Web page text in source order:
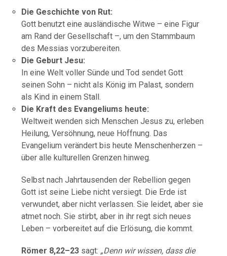
Die Geschichte von Rut:
Gott benutzt eine ausländische Witwe – eine Figur
am Rand der Gesellschaft –, um den Stammbaum
des Messias vorzubereiten.
Die Geburt Jesu:
In eine Welt voller Sünde und Tod sendet Gott
seinen Sohn – nicht als König im Palast, sondern
als Kind in einem Stall.
Die Kraft des Evangeliums heute:
Weltweit wenden sich Menschen Jesus zu, erleben
Heilung, Versöhnung, neue Hoffnung. Das
Evangelium verändert bis heute Menschenherzen –
über alle kulturellen Grenzen hinweg.
Selbst nach Jahrtausenden der Rebellion gegen
Gott ist seine Liebe nicht versiegt. Die Erde ist
verwundet, aber nicht verlassen. Sie leidet, aber sie
atmet noch. Sie stirbt, aber in ihr regt sich neues
Leben – vorbereitet auf die Erlösung, die kommt.
Römer 8,22–23 sagt: „Denn wir wissen, dass die